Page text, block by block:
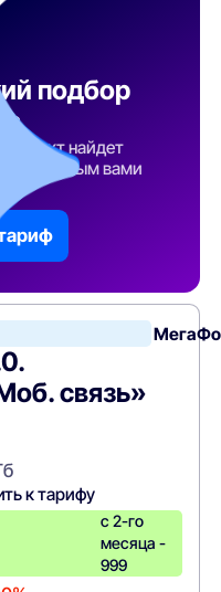
подбор
найдет
указанным вами
связь»
к тарифу
с 2-го
месяца -
999